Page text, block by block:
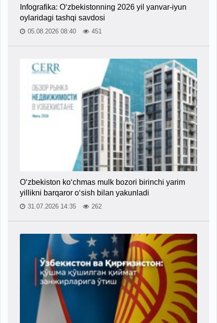
Infografika: O‘zbekistonning 2026 yil yanvar-iyun
oylaridagi tashqi savdosi
05.08.2026 08:40 451
O‘zbekiston ko‘chmas mulk bozori birinchi yarim
yillikni barqaror o‘sish bilan yakunladi
31.07.2026 14:35 262